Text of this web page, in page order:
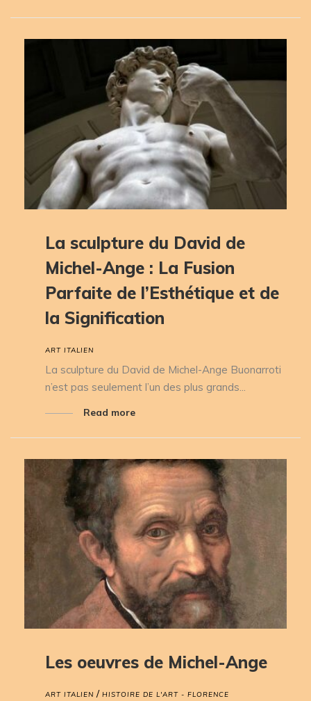
ART ITALIEN
La sculpture du David de
Michel-Ange : La Fusion
Parfaite de l’Esthétique et de
la Signification
La sculpture du David de Michel-Ange Buonarroti
n’est pas seulement l’un des plus grands...
Read more
ART ITALIEN / HISTOIRE DE L'ART - FLORENCE
Les oeuvres de Michel-Ange